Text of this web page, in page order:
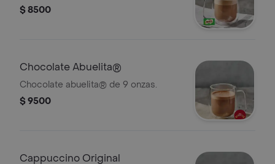
$ 8500
Chocolate Abuelita®
Chocolate abuelita® de 9 onzas.
$ 9500
Cappuccino Original